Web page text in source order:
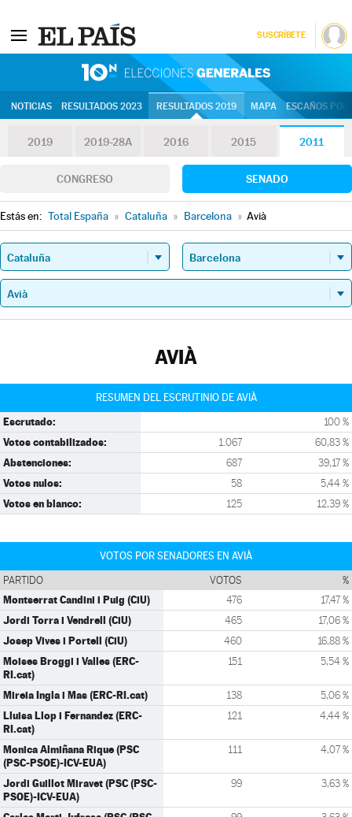
SUSCRÍBETE
NOTICIAS RESULTADOS 2023 RESULTADOS 2019 MAPA ESCAÑOS
2019 2019-28A 2016 2015 2011
CONGRESO SENADO
Estás en: Total España » Cataluña » Barcelona » Avià
AVIÀ
RESUMEN DEL ESCRUTINIO DE AVIÀ
Escrutado: 100 %
Votos contabilizados: 1.067 60,83 %
Abstenciones: 687 39,17 %
Votos nulos: 58 5,44 %
Votos en blanco: 125 12,39 %
VOTOS POR SENADORES EN AVIÀ
PARTIDO VOTOS %
Montserrat Candini i Puig (CiU) 476 17,47 %
Jordi Torra i Vendrell (CiU) 465 17,06 %
Josep Vives i Portell (CiU) 460 16,88 %
Moises Broggi i Valles (ERC-
RI.cat)
151 5,54 %
Mireia Ingla i Mas (ERC-RI.cat) 138 5,06 %
Lluisa Llop i Fernandez (ERC-
RI.cat)
121 4,44 %
Monica Almiñana Rique (PSC
(PSC-PSOE)-ICV-EUA)
111 4,07 %
Jordi Guillot Miravet (PSC (PSC-
PSOE)-ICV-EUA)
99 3,63 %